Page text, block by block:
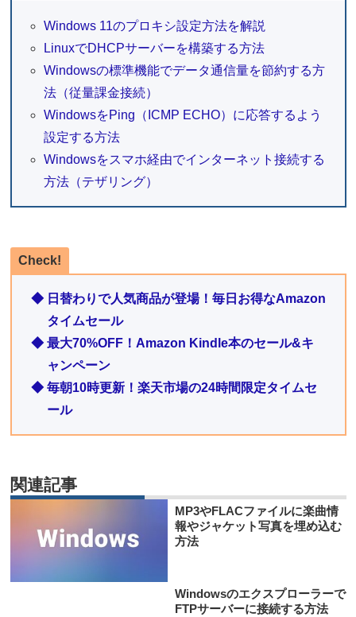
Windows 11のプロキシ設定方法を解説
LinuxでDHCPサーバーを構築する方法
Windowsの標準機能でデータ通信量を節約する方
法（従量課金接続）
WindowsをPing（ICMP ECHO）に応答するよう
設定する方法
Windowsをスマホ経由でインターネット接続する
方法（テザリング）
Check!
◆ 日替わりで人気商品が登場！毎日お得なAmazon
タイムセール
◆ 最大70%OFF！Amazon Kindle本のセール&キ
ャンペーン
◆ 毎朝10時更新！楽天市場の24時間限定タイムセ
ール
関連記事
MP3やFLACファイルに楽曲情
報やジャケット写真を埋め込む
方法
Windowsのエクスプローラーで
FTPサーバーに接続する方法